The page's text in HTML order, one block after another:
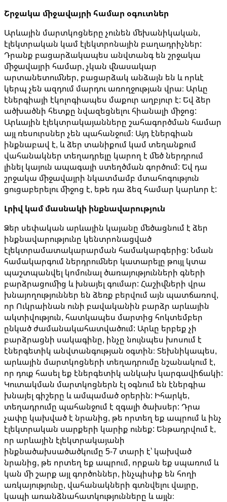
Շրջակա միջավայրի համար օգուտներ
Արևային մարտկոցները չունեն մեխանիկական,
էլեկտրական կամ էլեկտրոնային բաղադրիչներ:
Դրանք բացարձակապես անվտանգ են շրջակա
միջավայրի համար, չկան վնասակար
արտանետումներ, բացարձակ անձայն են և որևէ
կերպ չեն ազդում մարդու առողջության վրա։ Արևը
էներգիայի էկոլոգիապես մաքուր աղբյուր է: Եվ ձեր
ածխածնի հետքը նվազեցնելու հիանալի միջոց:
Արևային էլեկտրակայանները շահագործման համար
այլ ռեսուրսներ չեն պահանջում։ Այդ էներգիան
ինքնաբավ է, և ձեր տանիքում կամ տեղանքում
վահանակներ տեղադրելը կարող է մեծ ներդրում
լինել կայուն ապագայի ստեղծման գործում: Եվ դա
շրջակա միջավայրի նկատմամբ մտահոգություն
ցուցաբերելու միջոց է, եթե դա ձեզ համար կարևոր է:
Լրիվ կամ մասնակի ինքնավարություն
Ձեր սեփական արևային կայանը մեծացնում է ձեր
ինքնավարությունը կենտրոնացված
էլեկտրամատակարարման համակարգերից: Նման
համակարգում ներդրումներ կատարելը թույլ կտա
պաշտպանվել կոմունալ ծառայությունների գների
բարձրացումից և խնայել գումար: Հաշիվների վրա
խնայողություններ են ձեռք բերվում այն ​​պատճառով,
որ Ուկրաինան ունի բավականին բարձր արևային
ակտիվություն, հատկապես մարտից հոկտեմբեր
ընկած ժամանակահատվածում: Արևը երբեք չի
բարձրացնի սակագինը, ինչը նույնպես խոսում է
էներգետիկ անվտանգության օգտին։ Տեխնիկապես,
արևային մարտկոցների տեղադրումը նշանակում է,
որ դուք հասել եք էներգետիկ անկախ կարգավիճակի:
Կուտակման մարտկոցներն էլ օգնում են էներգիա
խնայել գիշերը և ամպամած օրերին: Իհարկե,
տեղադրումը պահանջում է զգալի ծախսեր: Դրա
չափը կախված է նրանից, թե որտեղ եք ապրում և ինչ
էլեկտրական սարքերի կարիք ունեք: Ենթադրվում է,
որ արևային էլեկտրակայանի
ինքնածախսածածկումը 5-7 տարի է՝ կախված
նրանից, թե որտեղ եք ապրում, որքան եք սպառում և
կան մի շարք այլ գործոններ, ինչպիսիք են հողի
առկայությունը, վահանակների գտնվելու վայրը,
կապի առանձնահատկությունները և այլն։